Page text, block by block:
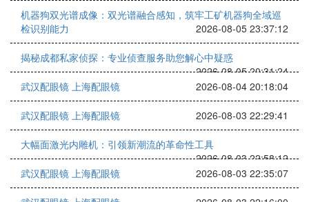
机器狗双光谱成像：双光谱融合感知，筑牢工矿机器狗全域巡
检识别能力
2026-08-05 23:37:12
揭秘成都私家侦探：专业侦查服务助您解心中疑惑
2026-08-05 20:31:24
武汉配眼镜 上海配眼镜
2026-08-04 20:18:04
武汉配眼镜 上海配眼镜 2026-08-03 22:29:41
大幅面激光内雕机：引领新潮流的革命性工具
2026-08-03 22:58:12
武汉配眼镜 上海配眼镜
2026-08-03 22:35:07